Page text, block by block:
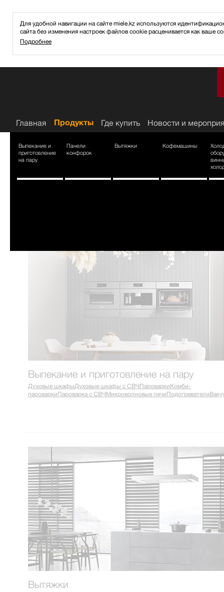
Для удобной навигации на сайте miele.kz используются
сайта без изменения настроек файлов cookie расценивается как ваше
Подробнее
Главная
Немецкая бытовая техника Miele
Выпекание и приготовление на пару
Духовые шкафыДуховые шкафы с СВЧПароваркиКомби-
пароваркиПароварка с СВЧМикроволновые печиПодогреватели
Вытяжки
Главная Продукты
Продукты
Выпекание и
приготовление
на пару
Панели
конфорок
Вытяжки Кофемашины
Где купить Новости и